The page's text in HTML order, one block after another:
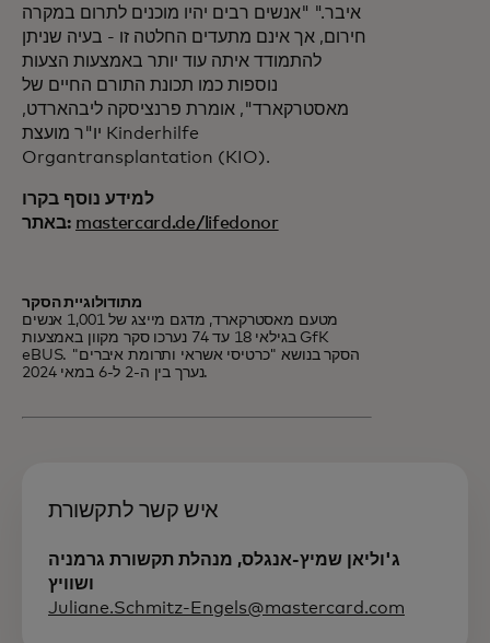
איבר." "אנשים רבים יהיו מוכנים לתרום במקרה
חירום, אך אינם מתעדים החלטה זו - בעיה שניתן
להתמודד איתה עוד יותר באמצעות הצעות
נוספות כמו תכונת התורם החיים של
מאסטרקארד", אומרת פרנציסקה ליבהארדט,
יו"ר מועצת Kinderhilfe
Organtransplantation (KIO).
למידע נוסף בקרו
באתר: mastercard.de/lifedonor
מתודולוגיית הסקר
מטעם מאסטרקארד, מדגם מייצג של 1,001 אנשים
בגילאי 18 עד 74 נערכו סקר מקוון באמצעות GfK
eBUS. הסקר בנושא "כרטיסי אשראי ותרומת איברים"
נערך בין ה-2 ל-6 במאי 2024.
איש קשר לתקשורת
ג'וליאן שמיץ-אנגלס, מנהלת תקשורת גרמניה
ושוויץ
Juliane.Schmitz-Engels@mastercard.com